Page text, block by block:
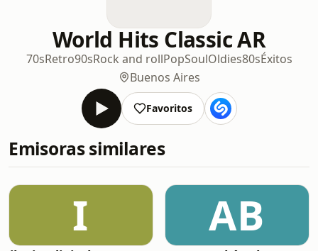
World Hits Classic AR
70sRetro90sRock and rollPopSoulOldies80sÉxitos
Buenos Aires
Favoritos
Emisoras similares
I AB